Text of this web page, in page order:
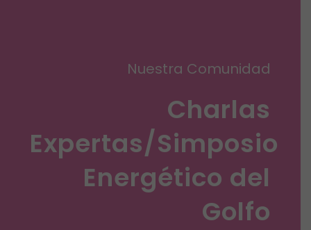
Nuestra Comunidad
Charlas
Expertas/Simposio
Energético del
Golfo